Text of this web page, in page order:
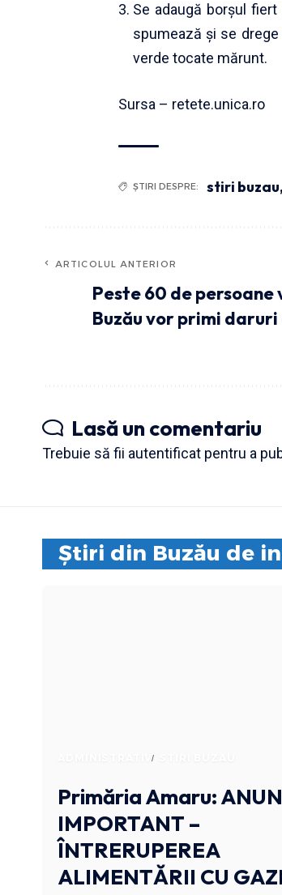
Se adaugă borşul
spumează şi se
verde tocate mărunt.
Sursa – retete.unica.ro
ȘTIRI DESPRE: stiri buzau,
ARTICOLUL ANTERIOR
Peste 60 de
Buzău vor primi
Lasă un comentariu
Trebuie să fii autentificat pentru a
Știri din Buzău de
ADMINISTRATIV
Primăria Amaru:
IMPORTANT –
ÎNTRERUPEREA
ALIMENTĂRII CU